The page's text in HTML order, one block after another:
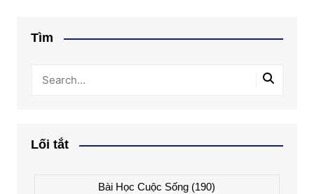
Tìm
Lối tắt
Bài Học Cuộc Sống (190)